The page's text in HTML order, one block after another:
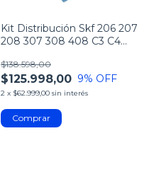
Kit Distribución Skf 206 207
208 307 308 408 C3 C4
$125.998,00
$138.598,00
9% OFF
2 x $62.999,00 sin interés